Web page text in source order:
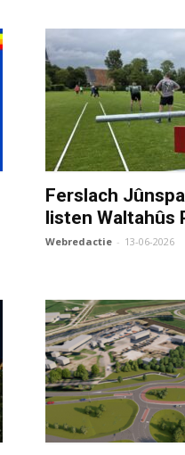
Ferslach
listen Waltahûs
Webredactie - 13-06-2026